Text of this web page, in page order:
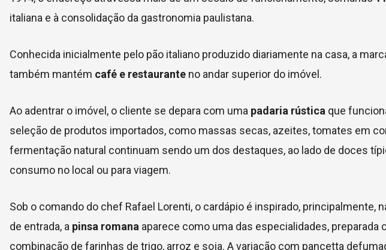
italiana e à consolidação da gastronomia paulistana.
Conhecida inicialmente pelo pão italiano produzido diariamente na casa, a
também mantém café e restaurante no andar superior do imóvel.
Ao adentrar o imóvel, o cliente se depara com uma padaria rústica que
seleção de produtos importados, como massas secas, azeites, tomates em
fermentação natural continuam sendo um dos destaques, ao lado de doces
consumo no local ou para viagem.
Sob o comando do chef Rafael Lorenti, o cardápio é inspirado, principalmente,
de entrada, a pinsa romana aparece como uma das especialidades,
combinação de farinhas de trigo, arroz e soja. A variação com pancetta